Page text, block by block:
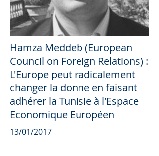
Hamza Meddeb (European
Council on Foreign Relations) :
L'Europe peut radicalement
changer la donne en faisant
adhérer la Tunisie à l'Espace
Economique Européen
13/01/2017